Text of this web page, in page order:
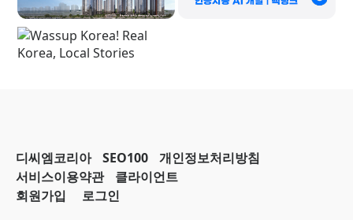
디씨엠코리아 SEO100
개인정보처리방침
서비스이용약관
클라이언트
회원가입
로그인